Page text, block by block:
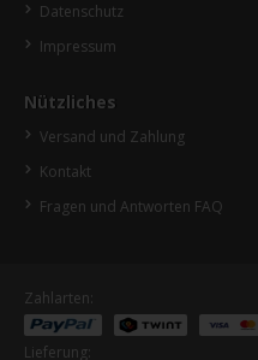
Datenschutz
Impressum
Nützliches
Versand und Zahlung
Kontakt
Fragen und Antworten FAQ
Zahlarten:
Lieferung: